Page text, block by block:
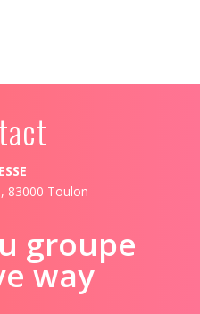
83000 Toulon
groupe
way